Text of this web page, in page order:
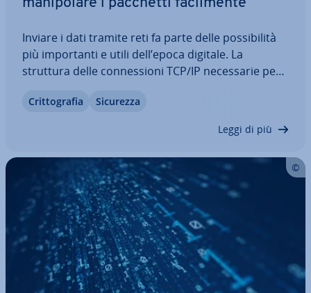
ma­ni­po­la­re i pacchetti fa­cil­men­te
Inviare i dati tramite reti fa parte delle pos­si­bi­li­tà
più im­por­tan­ti e utili dell’epoca digitale. La
struttura delle con­nes­sio­ni TCP/IP ne­ces­sa­rie per
criminali l’in­ter­cet­ta­zio­ne dei pacchetti e permette
Crit­to­gra­fia Sicurezza
Leggi di più